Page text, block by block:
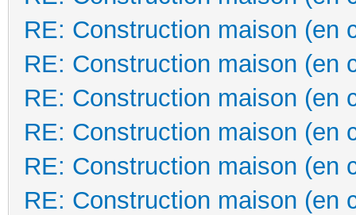
RE: Construction maison (en
RE: Construction maison (en
RE: Construction maison (en
RE: Construction maison (en
RE: Construction maison (en
RE: Construction maison (en